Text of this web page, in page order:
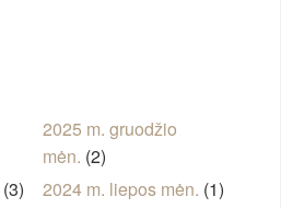
2025 m. gruodžio
mėn. (2)
(3) 2024 m. liepos mėn. (1)